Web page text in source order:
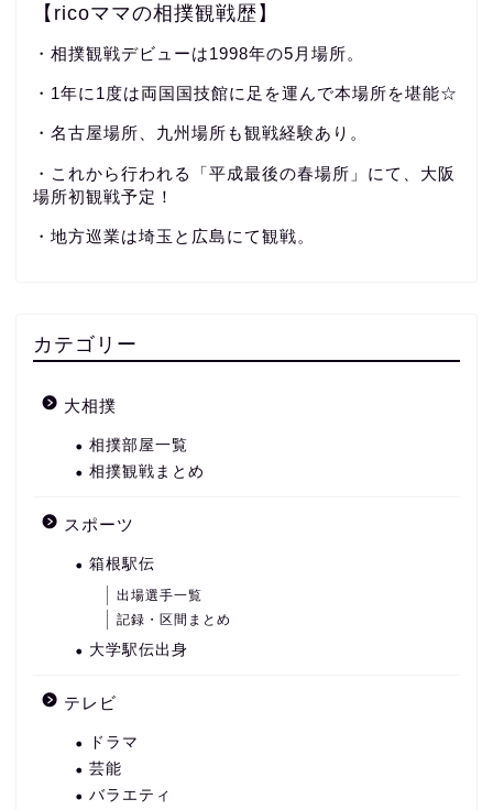
【ricoママの相撲観戦歴】
・相撲観戦デビューは1998年の5月場所。
・1年に1度は両国国技館に足を運んで本場所を堪能☆
・名古屋場所、九州場所も観戦経験あり。
・これから行われる「平成最後の春場所」にて、大阪
場所初観戦予定！
・地方巡業は埼玉と広島にて観戦。
カテゴリー
大相撲
相撲部屋一覧
相撲観戦まとめ
スポーツ
箱根駅伝
出場選手一覧
記録・区間まとめ
大学駅伝出身
テレビ
ドラマ
芸能
バラエティ